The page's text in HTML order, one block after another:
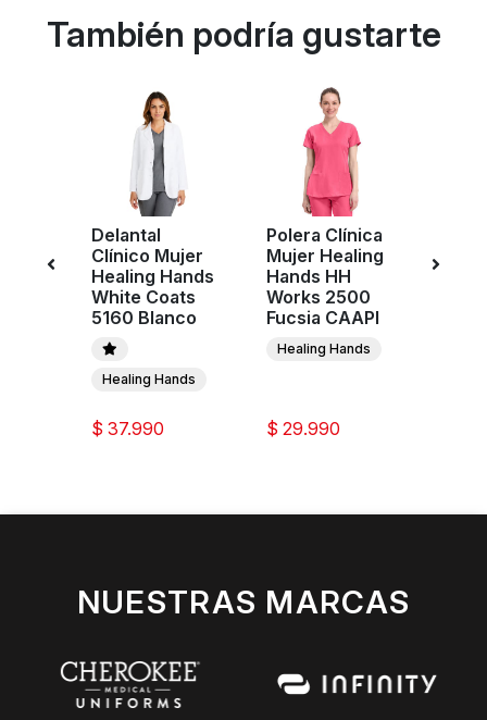
También podría gustarte
Delantal
Clínico Mujer
Healing Hands
White Coats
5160 Blanco
Healing Hands
$ 37.990
Polera Clínica
Mujer Healing
Hands HH
Works 2500
Fucsia CAAPI
Healing Hands
$ 29.990
NUESTRAS MARCAS